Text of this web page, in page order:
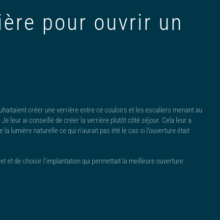
pour ouvrir un
créer une verrière entre ce couloirs et les escaliers menant au
leur ai conseillé de créer la verrière plutôt côté séjour. Cela leur a
lumière naturelle ce qui n’aurait pas été le cas si l’ouverture était
et de choisir l’implantation qui permettait la meilleure ouverture